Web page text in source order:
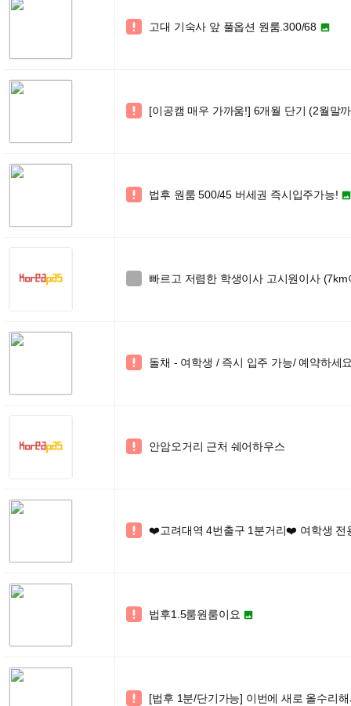
 고대 기숙사 앞 풀옵션 원룸.300/68 
 [이공캠 매우 가까움!] 6개월 단기 (2월말
 법후 원룸 500/45 버세권 즉시입주가능!
빠르고 저렴한 학생이사 고시원이사
 돌채 - 여학생 / 즉시 입주 가능/ 예약하세
 안암오거리 근처 쉐어하우스
 ❤️고려대역 4번출구 1분거리❤️ 여학생 전
 법후1.5룸원룸이요 
 [법후 1분/단기가능] 이번에 새로 올수리